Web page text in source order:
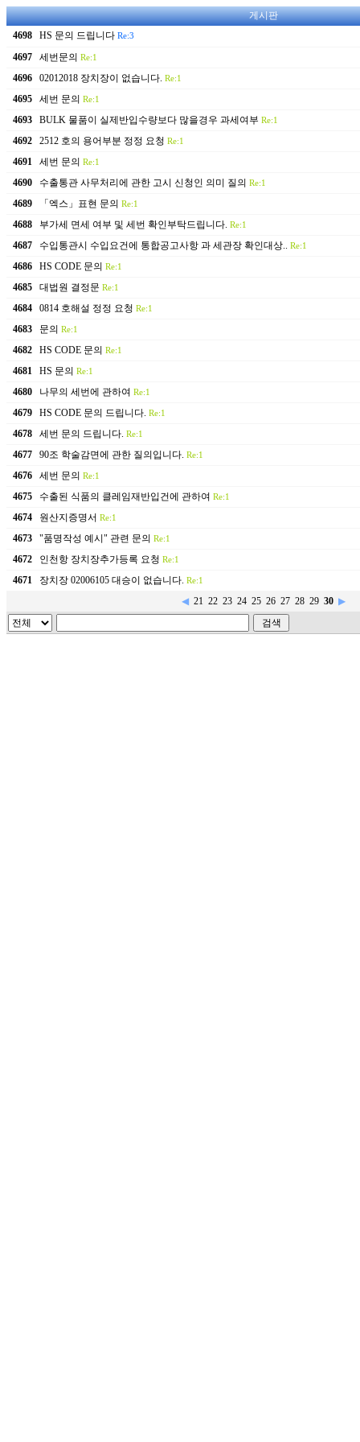
게시판
4698
HS 문의 드립니다 Re:3
4697 세번문의 Re:1
4696 02012018 장치장이 없습니다. Re:1
4695 세번 문의 Re:1
4693 BULK 물품이 실제반입수량보다 많을경우 과세여부 Re:1
4692 2512 호의 용어부분 정정 요청 Re:1
4691 세번 문의 Re:1
4690 수출통관 사무처리에 관한 고시 신청인 의미 질의 Re:1
4689 「엑스」표현 문의 Re:1
4688 부가세 면세 여부 및 세번 확인부탁드립니다. Re:1
4687 수입통관시 수입요건에 통합공고사항 과 세관장 확인대상.. Re:1
4686 HS CODE 문의 Re:1
4685 대법원 결정문 Re:1
4684 0814 호해설 정정 요청 Re:1
4683 문의 Re:1
4682 HS CODE 문의 Re:1
4681 HS 문의 Re:1
4680 나무의 세번에 관하여 Re:1
4679 HS CODE 문의 드립니다. Re:1
4678 세번 문의 드립니다. Re:1
4677 90조 학술감면에 관한 질의입니다. Re:1
4676 세번 문의 Re:1
4675 수출된 식품의 클레임재반입건에 관하여 Re:1
4674 원산지증명서 Re:1
4673 "품명작성 예시" 관련 문의 Re:1
4672 인천항 장치장추가등록 요청 Re:1
4671 장치장 02006105 대승이 없습니다. Re:1
◀ 21 22 23 24 25 26 27 28 29 30 ▶